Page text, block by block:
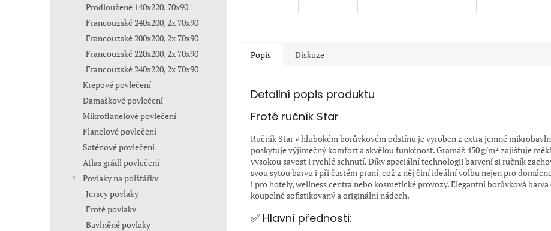
Prodloužené 140x220, 70x90
Francouzské 240x200, 2x 70x90
Francouzské 200x200, 2x 70x90
Francouzské 220x200, 2x 70x90
Francouzské 240x220, 2x 70x90
Krepové povlečení
Damaškové povlečení
Mikroflanelové povlečení
Flanelové povlečení
Saténové povlečení
Atlas grádl povlečení
Povlaky na polštářky
Jersey povlaky
Froté povlaky
Bavlněné povlaky
Popis Diskuze
Detailní popis produktu
Froté ručník Star
Ručník Star v hlubokém borůvkovém odstínu je vyroben z extra jemné
poskytuje výjimečný komfort a skvělou funkčnost. Gramáž 450 g/m² zajišťuje
vysokou savost i rychlé schnutí. Díky speciální technologii barvení si ručník
svou sytou barvu i při častém praní, což z něj činí ideální volbu nejen pro
i pro hotely, wellness centra nebo kosmetické provozy. Elegantní borůvková barva
koupelně sofistikovaný a originální nádech.
✅ Hlavní přednosti: